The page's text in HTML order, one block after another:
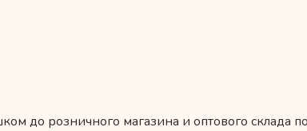
до розничного магазина и оптового склада